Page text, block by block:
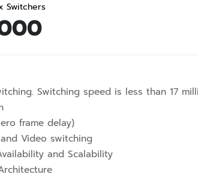
Switchers
Switching speed is less than 17
frame delay)
Video switching
and Scalability